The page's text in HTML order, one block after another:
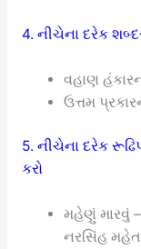
4. નીચેના દરેક
વહાણ
ઉત્તમ
5. નીચેના દરેક
કરો
મહેણું મારવું
નરસિંહ